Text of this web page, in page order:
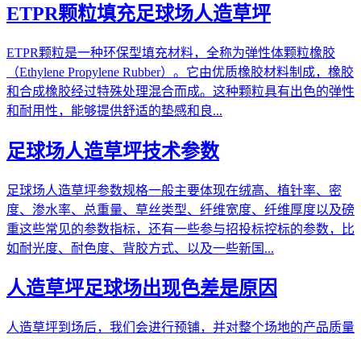
ETPR颗粒填充足球场人造草坪
ETPR颗粒是一种环保型填充材料，全称为弹性体颗粒橡胶
（Ethylene Propylene Rubber）。它由优质橡胶材料制成，橡胶
和合成橡胶经过特殊处理混合而成。这种颗粒具有出色的弹性
和耐用性，能够提供舒适的垫感和良...
足球场人造草坪技术参数
足球场人造草坪参数规格一般主要体现在绒高、植针率、密
度、渗水率、总重量、草丝类型、纤维宽度、纤维厚度以及磅
重这些常见的参数指标，还有一些参与招投标控标的参数，比
如耐光度、耐色度、背胶方式、以及一些新国...
人造草坪足球场出现色差是原因
人造草坪到场后，我们会进行预铺，并对整个场地的产品质量